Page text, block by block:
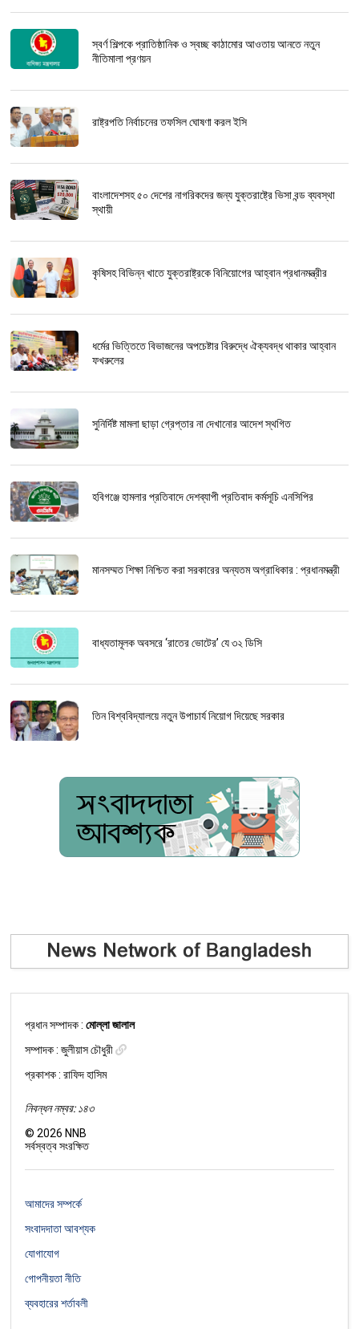
স্বর্ণ শিল্পকে প্রাতিষ্ঠানিক ও স্বচ্ছ কাঠামোর আওতায় আনতে নতুন
নীতিমালা প্রণয়ন
রাষ্ট্রপতি নির্বাচনের তফসিল ঘোষণা করল ইসি
বাংলাদেশসহ ৫০ দেশের নাগরিকদের জন্য যুক্তরাষ্ট্রে ভিসা বন্ড ব্যবস্থা
স্থায়ী
কৃষিসহ বিভিন্ন খাতে যুক্তরাষ্ট্রকে বিনিয়োগের আহ্বান প্রধানমন্ত্রীর
ধর্মের ভিত্তিতে বিভাজনের অপচেষ্টার বিরুদ্ধে ঐক্যবদ্ধ থাকার আহ্বান
ফখরুলের
সুনির্দিষ্ট মামলা ছাড়া গ্রেপ্তার না দেখানোর আদেশ স্থগিত
হবিগঞ্জে হামলার প্রতিবাদে দেশব্যাপী প্রতিবাদ কর্মসূচি এনসিপির
মানসম্মত শিক্ষা নিশ্চিত করা সরকারের অন্যতম অগ্রাধিকার : প্রধানমন্ত্রী
বাধ্যতামূলক অবসরে ‘রাতের ভোটের’ যে ৩২ ডিসি
তিন বিশ্ববিদ্যালয়ে নতুন উপাচার্য নিয়োগ দিয়েছে সরকার
প্রধান সম্পাদক :মোল্লা জালাল
সম্পাদক :জুলীয়াস চৌধুরী
প্রকাশক : রাফিদ হাসিম
নিবন্ধন নম্বর: ১৪৩
©2026 NNB
সর্বস্বত্ব সংরক্ষিত
আমাদের সম্পর্কে
সংবাদদাতা আবশ্যক
যোগাযোগ
গোপনীয়তা নীতি
ব্যবহারের শর্তাবলী